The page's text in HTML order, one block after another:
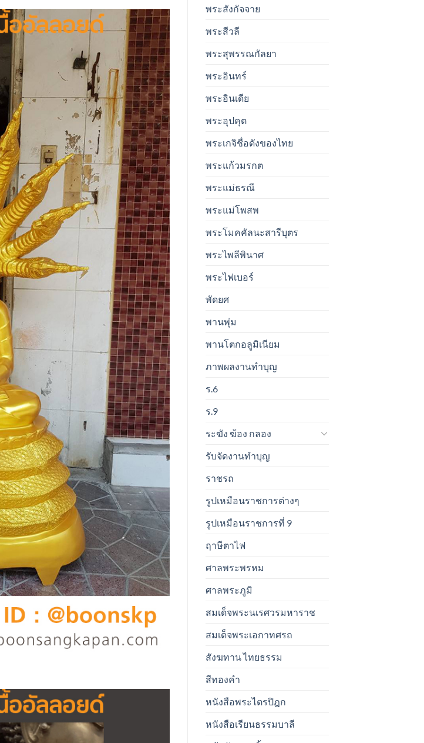
พระสังกัจจาย
พระสีวลี
พระสุพรรณกัลยา
พระอินทร์
พระอินเดีย
พระอุปคุต
พระเกจิชื่อดังของไทย
พระแก้วมรกต
พระแม่ธรณี
พระแม่โพสพ
พระโมคคัลนะสารีบุตร
พระไพลีพินาศ
พระไฟเบอร์
พัดยศ
พานพุ่ม
พานโตกอลูมิเนียม
ภาพผลงานทำบุญ
ร.6
ร.9
ระฆัง ฆ้อง กลอง
รับจัดงานทำบุญ
ราชรถ
รูปเหมือนราชการต่างๆ
รูปเหมือนราชการที่ 9
ฤาษีตาไฟ
ศาลพระพรหม
ศาลพระภูมิ
สมเด็จพระนเรศวรมหาราช
สมเด็จพระเอกาทศรถ
สังฆทาน ไทยธรรม
สีทองคำ
หนังสือพระไตรปิฎก
หนังสือเรียนธรรมบาลี